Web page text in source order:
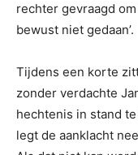
rechter gevraagd
bewust niet gedaan’.
Tijdens een korte
zonder verdachte
hechtenis in stand
legt de aanklacht